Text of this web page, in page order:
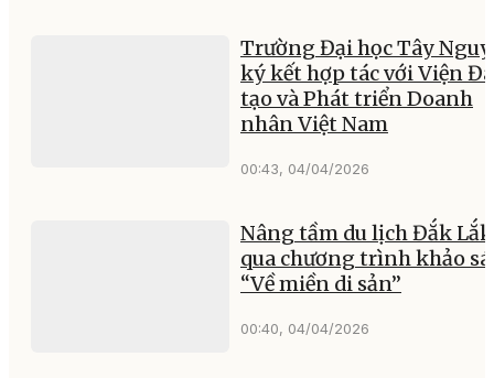
Trường Đại học Tây
ký kết hợp tác với Viện
tạo và Phát triển Doanh
nhân Việt Nam
00:43, 04/04/2026
Nâng tầm du lịch Đắk Lắk
qua chương trình khảo
“Về miền di sản”
00:40, 04/04/2026